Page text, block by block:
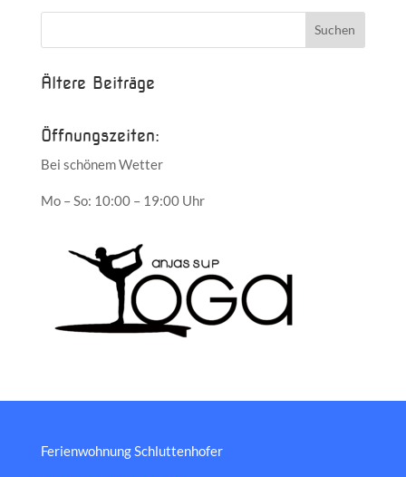
Ältere Beiträge
Öffnungszeiten:
Bei schönem Wetter
Mo – So: 10:00 – 19:00 Uhr
Ferienwohnung Schluttenhofer